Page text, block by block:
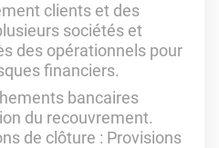
clients et des
sociétés et
des opérationnels pour
financiers.
bancaires
du recouvrement.
de clôture : Provisions